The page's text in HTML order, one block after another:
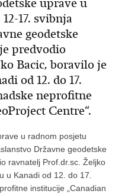
uprave u
17. svibnja
geodetske
predvodio
Bacic, boravilo je
od 12. do 17.
neprofitne
Centre“.
u radnom posjetu
Državne geodetske
ravnatelj Prof.dr.sc. Željko
u Kanadi od 12. do 17.
institucije „Canadian